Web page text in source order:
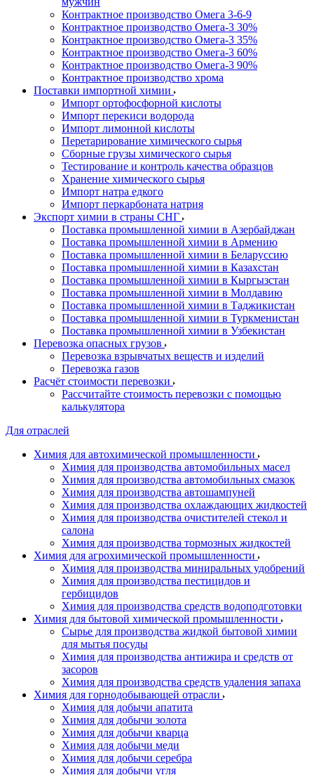
Контрактное производство Омега 3-6-9
Контрактное производство Омега-3 30%
Контрактное производство Омега-3 35%
Контрактное производство Омега-3 60%
Контрактное производство Омега-3 90%
Контрактное производство хрома
Поставки импортной химии
Импорт ортофосфорной кислоты
Импорт перекиси водорода
Импорт лимонной кислоты
Перетарирование химического сырья
Сборные грузы химического сырья
Тестирование и контроль качества образцов
Хранение химического сырья
Импорт натра едкого
Импорт перкарбоната натрия
Экспорт химии в страны СНГ
Поставка промышленной химии в Азербайджан
Поставка промышленной химии в Армению
Поставка промышленной химии в Беларуссию
Поставка промышленной химии в Казахстан
Поставка промышленной химии в Кыргызстан
Поставка промышленной химии в Молдавию
Поставка промышленной химии в Таджикистан
Поставка промышленной химии в Туркменистан
Поставка промышленной химии в Узбекистан
Перевозка опасных грузов
Перевозка взрывчатых веществ и изделий
Перевозка газов
Расчёт стоимости перевозки
Рассчитайте стоимость перевозки с помощью
калькулятора
Для отраслей
Химия для автохимической промышленности
Химия для производства автомобильных масел
Химия для производства автомобильных смазок
Химия для производства автошампуней
Химия для производства охлаждающих жидкостей
Химия для производства очистителей стекол и
салона
Химия для производства тормозных жидкостей
Химия для агрохимической промышленности
Химия для производства миниральных удобрений
Химия для производства пестицидов и
гербицидов
Химия для производства средств водоподготовки
Химия для бытовой химической промышленности
Сырье для производства жидкой бытовой химии
для мытья посуды
Химия для производства антижира и средств от
засоров
Химия для производства средств удаления запаха
Химия для горнодобывающей отрасли
Химия для добычи апатита
Химия для добычи золота
Химия для добычи кварца
Химия для добычи меди
Химия для добычи серебра
Химия для добычи угля